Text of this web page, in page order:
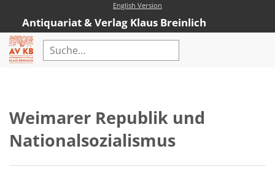
English Version
Antiquariat & Verlag Klaus Breinlich
Antiquariat
Kataloge
Weimarer Republik und
Nationalsozialismus